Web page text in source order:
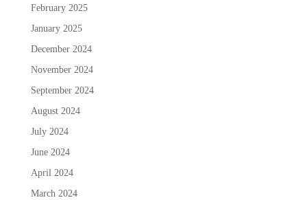
February 2025
January 2025
December 2024
November 2024
September 2024
August 2024
July 2024
June 2024
April 2024
March 2024